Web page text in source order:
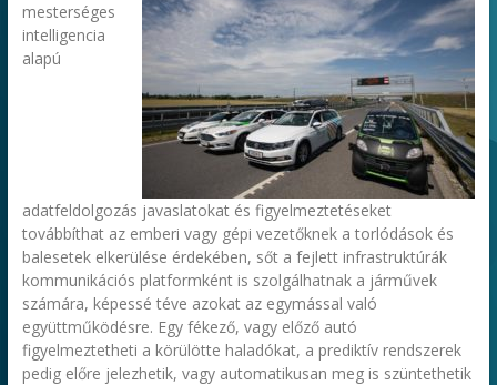
mesterséges
intelligencia
alapú
adatfeldolgozás javaslatokat és figyelmeztetéseket
továbbíthat az emberi vagy gépi vezetőknek a torlódások és
balesetek elkerülése érdekében, sőt a fejlett infrastruktúrák
kommunikációs platformként is szolgálhatnak a járművek
számára, képessé téve azokat az egymással való
együttműködésre. Egy fékező, vagy előző autó
figyelmeztetheti a körülötte haladókat, a prediktív rendszerek
pedig előre jelezhetik, vagy automatikusan meg is szüntethetik